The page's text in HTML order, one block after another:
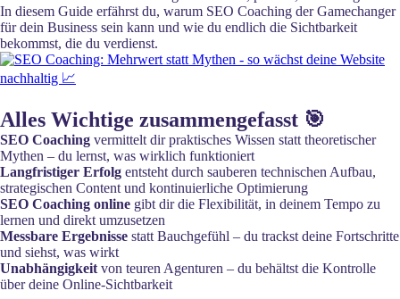
In diesem Guide erfährst du, warum SEO Coaching der Gamechanger
für dein Business sein kann und wie du endlich die Sichtbarkeit
bekommst, die du verdienst.
Alles Wichtige zusammengefasst 🎯
SEO Coaching vermittelt dir praktisches Wissen statt theoretischer
Mythen – du lernst, was wirklich funktioniert
Langfristiger Erfolg entsteht durch sauberen technischen Aufbau,
strategischen Content und kontinuierliche Optimierung
SEO Coaching online gibt dir die Flexibilität, in deinem Tempo zu
lernen und direkt umzusetzen
Messbare Ergebnisse statt Bauchgefühl – du trackst deine Fortschritte
und siehst, was wirkt
Unabhängigkeit von teuren Agenturen – du behältst die Kontrolle
über deine Online-Sichtbarkeit